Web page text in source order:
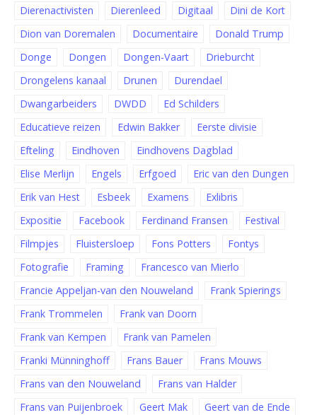
Dierenactivisten
Dierenleed Digitaal
Dini de Kort
Dion van Doremalen
Documentaire
Donald Trump
Donge
Dongen Dongen-Vaart
Drieburcht
Drongelens kanaal
Drunen
Durendael
Dwangarbeiders
DWDD
Ed Schilders
Educatieve reizen
Edwin Bakker
Eerste divisie
Efteling
Eindhoven
Eindhovens Dagblad
Elise Merlijn
Engels Erfgoed
Eric van den Dungen
Erik van Hest
Esbeek Examens
Exlibris
Expositie
Facebook Ferdinand Fransen
Festival
Filmpjes
Fluistersloep Fons Potters
Fontys
Fotografie
Framing
Francesco van Mierlo
Francie Appeljan-van den Nouweland
Frank Spierings
Frank Trommelen
Frank van Doorn
Frank van Kempen
Frank van Pamelen
Franki Münninghoff
Frans Bauer
Frans Mouws
Frans van den Nouweland
Frans van Halder
Frans van Puijenbroek
Geert Mak
Geert van de Ende